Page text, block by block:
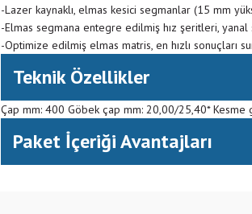
-Lazer kaynaklı, elmas kesici segmanlar (15 mm
-Elmas segmana entegre edilmiş hız şeritleri,
-Optimize edilmiş elmas matris, en hızlı sonuçları
Teknik Özellikler
Çap mm: 400 Göbek çap mm: 20,00/25,40*
Paket İçeriği Avantajları